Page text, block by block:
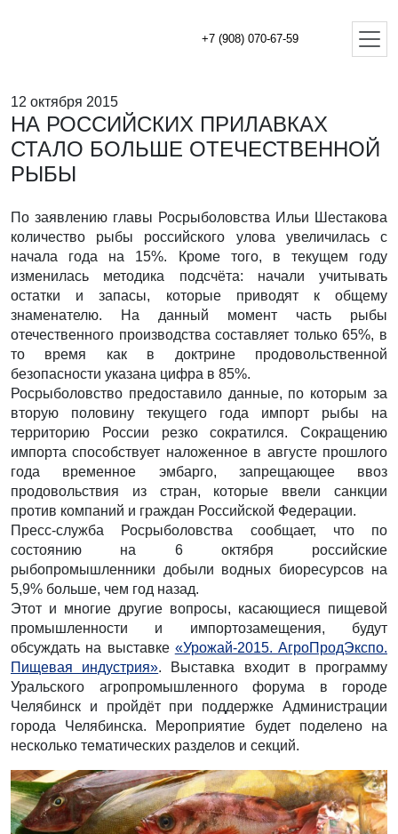
+7 (908) 070-67-59
12 октября 2015
НА РОССИЙСКИХ ПРИЛАВКАХ
СТАЛО БОЛЬШЕ ОТЕЧЕСТВЕННОЙ
РЫБЫ
По заявлению главы Росрыболовства Ильи Шестакова
количество рыбы российского улова увеличилась с
начала года на 15%. Кроме того, в текущем году
изменилась методика подсчёта: начали учитывать
остатки и запасы, которые приводят к общему
знаменателю. На данный момент часть рыбы
отечественного производства составляет только 65%, в
то время как в доктрине продовольственной
безопасности указана цифра в 85%.
Росрыболовство предоставило данные, по которым за
вторую половину текущего года импорт рыбы на
территорию России резко сократился. Сокращению
импорта способствует наложенное в августе прошлого
года временное эмбарго, запрещающее ввоз
продовольствия из стран, которые ввели санкции
против компаний и граждан Российской Федерации.
Пресс-служба Росрыболовства сообщает, что по
состоянию на 6 октября российские
рыбопромышленники добыли водных биоресурсов на
5,9% больше, чем год назад.
Этот и многие другие вопросы, касающиеся пищевой
промышленности и импортозамещения, будут
обсуждать на выставке «Урожай-2015. АгроПродЭкспо.
Пищевая индустрия». Выставка входит в программу
Уральского агропромышленного форума в городе
Челябинск и пройдёт при поддержке Администрации
города Челябинска. Мероприятие будет поделено на
несколько тематических разделов и секций.